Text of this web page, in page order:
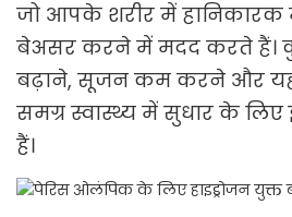
जो आपके शरीर में हानिकारक
बेअसर करने में मदद करते हैं।
बढ़ाने, सूजन कम करने और
समग्र स्वास्थ्य में सुधार के
हैं।